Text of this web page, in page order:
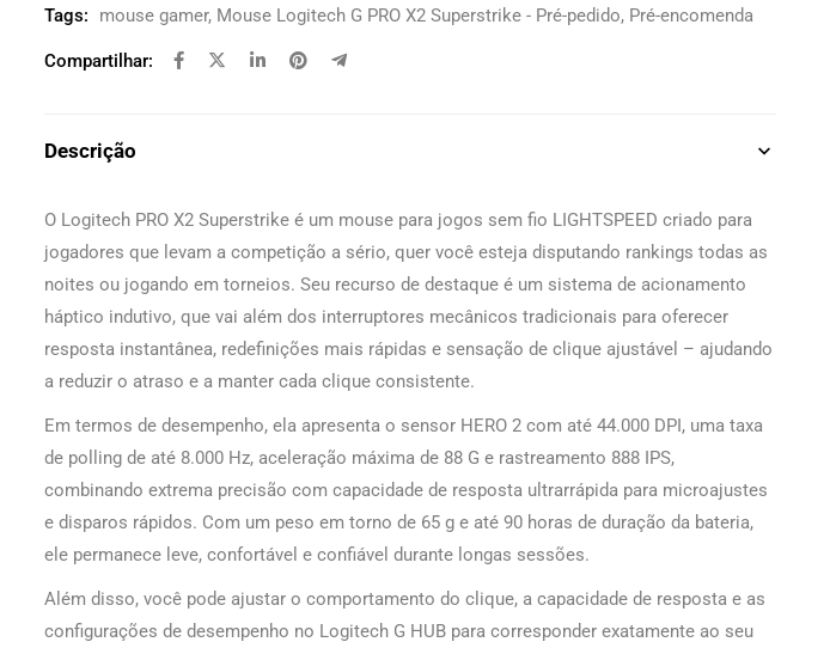
Tags: mouse gamer, Mouse Logitech G PRO X2 Superstrike - Pré-pedido, Pré-encomenda
Compartilhar:
Descrição
O Logitech PRO X2 Superstrike é um mouse para jogos sem fio LIGHTSPEED criado para
jogadores que levam a competição a sério, quer você esteja disputando rankings todas as
noites ou jogando em torneios. Seu recurso de destaque é um sistema de acionamento
háptico indutivo, que vai além dos interruptores mecânicos tradicionais para oferecer
resposta instantânea, redefinições mais rápidas e sensação de clique ajustável – ajudando
a reduzir o atraso e a manter cada clique consistente.
Em termos de desempenho, ela apresenta o sensor HERO 2 com até 44.000 DPI, uma taxa
de polling de até 8.000 Hz, aceleração máxima de 88 G e rastreamento 888 IPS,
combinando extrema precisão com capacidade de resposta ultrarrápida para microajustes
e disparos rápidos. Com um peso em torno de 65 g e até 90 horas de duração da bateria,
ele permanece leve, confortável e confiável durante longas sessões.
Além disso, você pode ajustar o comportamento do clique, a capacidade de resposta e as
configurações de desempenho no Logitech G HUB para corresponder exatamente ao seu